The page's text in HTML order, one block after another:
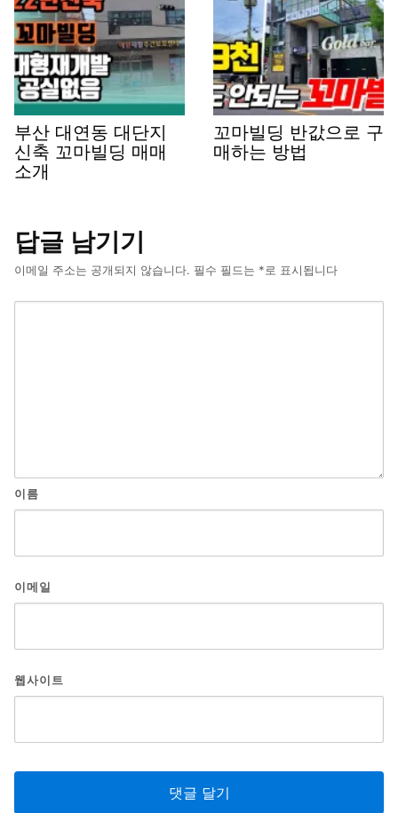
부산 대연동 대단지
신축 꼬마빌딩 매매
소개
꼬마빌딩 반값으로 구
매하는 방법
답글 남기기
이메일 주소는 공개되지 않습니다. 필수 필드는 *로 표시됩니다
이름
이메일
웹사이트